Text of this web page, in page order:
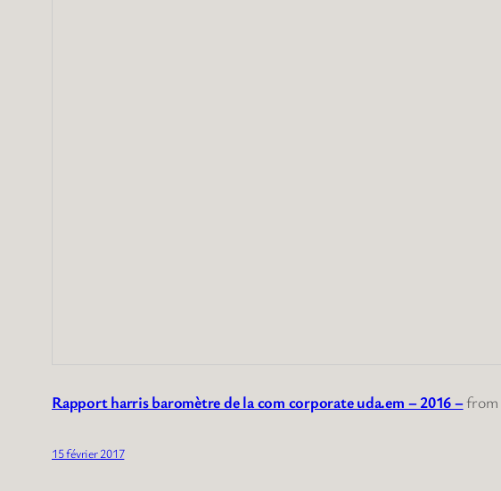
Rapport harris baromètre de la com corporate uda.em – 2016 –from
15 février 2017